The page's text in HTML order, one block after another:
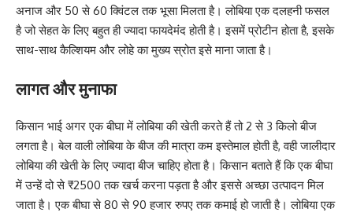
अनाज और 50 से 60 क्विंटल तक भूसा मिलता है। लोबिया एक दलहनी फसल
है जो सेहत के लिए बहुत ही ज्यादा फायदेमंद होती है। इसमें प्रोटीन होता है, इसके
साथ-साथ कैल्शियम और लोहे का मुख्य स्रोत इसे माना जाता है।
लागत और मुनाफा
किसान भाई अगर एक बीघा में लोबिया की खेती करते हैं तो 2 से 3 किलो बीज
लगता है। बेल वाली लोबिया के बीज की मात्रा कम इस्तेमाल होती है, वही जालीदार
लोबिया की खेती के लिए ज्यादा बीज चाहिए होता है। किसान बताते हैं कि एक बीघा
में उन्हें दो से ₹2500 तक खर्च करना पड़ता है और इससे अच्छा उत्पादन मिल
जाता है। एक बीघा से 80 से 90 हजार रुपए तक कमाई हो जाती है। लोबिया एक